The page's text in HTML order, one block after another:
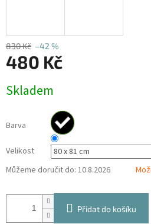
830 Kč –42 %
480 Kč
cena:
Skladem
Barva
Velikost
Můžeme doručit do: 10.8.2026
Přidat do košíku